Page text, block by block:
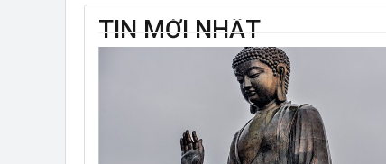
TIN MỚI NHẤT